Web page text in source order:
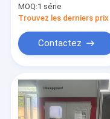
décapage de peinture
au laser
MOQ:1 série
Trouvez les derniers prix
Contactez